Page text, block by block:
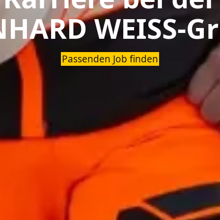
WEISS-
Passenden Job finden